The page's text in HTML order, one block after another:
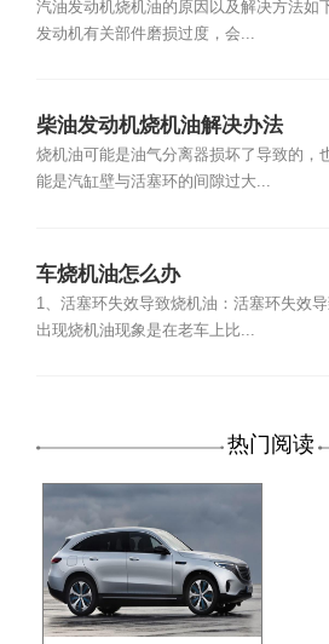
汽油发动机烧机油的原因以及解决方法如
发动机有关部件磨损过度，会...
柴油发动机烧机油解决办法
烧机油可能是油气分离器损坏了导致的，
能是汽缸壁与活塞环的间隙过大...
车烧机油怎么办
1、活塞环失效导致烧机油：活塞环失效
出现烧机油现象是在老车上比...
热门阅读